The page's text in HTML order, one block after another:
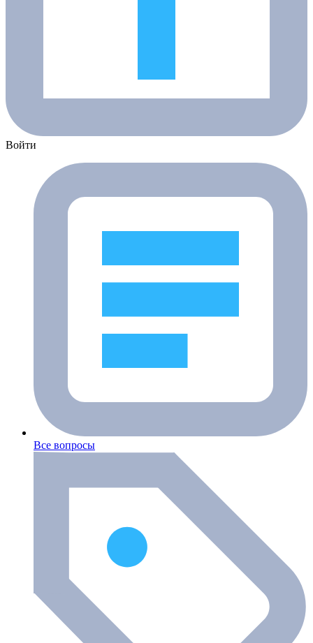
Войти
Все вопросы